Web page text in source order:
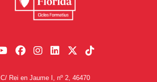
C/ Rei en Jaume I, nº 2, 46470